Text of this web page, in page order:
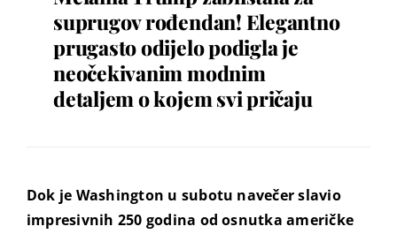
suprugov rođendan! Elegantno
prugasto odijelo podigla je
neočekivanim modnim
detaljem o kojem svi pričaju
Dok je Washington u subotu navečer slavio
impresivnih 250 godina od osnutka američke